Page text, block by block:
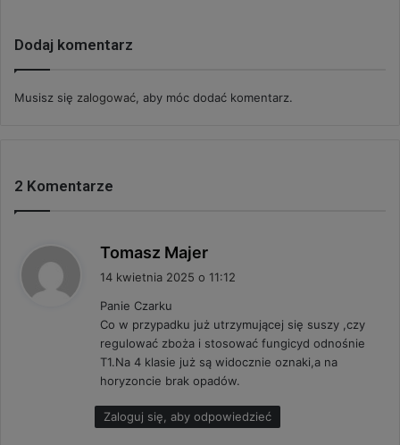
Dodaj komentarz
Musisz się zalogować, aby móc dodać komentarz.
2 Komentarze
Tomasz Majer
e
:
14 kwietnia 2025 o 11:12
Panie Czarku
Co w przypadku już utrzymującej się suszy ,czy
regulować zboża i stosować fungicyd odnośnie
T1.Na 4 klasie już są widocznie oznaki,a na
horyzoncie brak opadów.
Zaloguj się, aby odpowiedzieć